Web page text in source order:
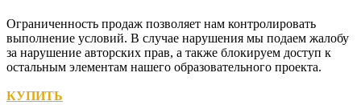
Ограниченность продаж позволяет нам контролировать
выполнение условий. В случае нарушения мы подаем жалобу
за нарушение авторских прав, а также блокируем доступ к
остальным элементам нашего образовательного проекта.
КУПИТЬ